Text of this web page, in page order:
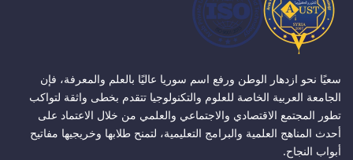
سعيًا نحو ازدهار الوطن ورفع اسم سوريا عاليًا بالعلم والمعرفة، فإن
الجامعة العربية الخاصة للعلوم والتكنولوجيا تتقدم بخطى واثقة لتواكب
تطور المجتمع الاقتصادي والاجتماعي والعلمي من خلال الاعتماد على
أحدث المناهج العلمية والبرامج التعليمية، لتمنح طلابها وخريجيها مفاتيح
أبواب النجاح.